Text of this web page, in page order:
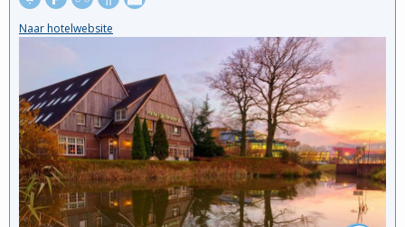
Naar hotelwebsite